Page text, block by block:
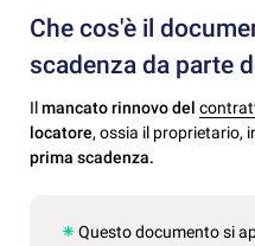
Che cos'è il
scadenza da parte
Ilmancato rinnovo del
locatore, ossia il proprietario,
prima scadenza.
Questo documento si